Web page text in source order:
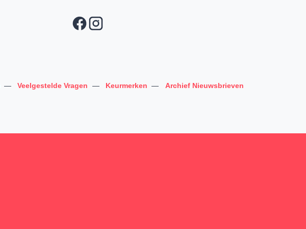
— Veelgestelde Vragen — Keurmerken —
Archief Nieuwsbrieven